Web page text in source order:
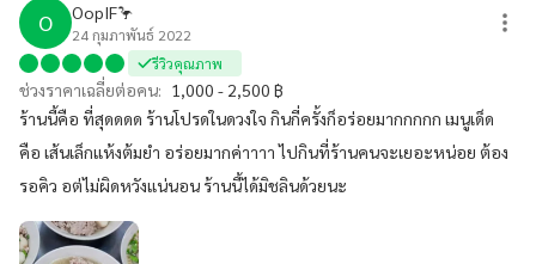
O OopIF🦩
24 กุมภาพันธ์ 2022
รีวิวคุณภาพ
ช่วงราคาเฉลี่ยต่อคน: 1,000 - 2,500 ฿
ร้านนี้คือ ที่สุดดดด ร้านโปรดในดวงใจ กินกี่ครั้งก็อร่อยมากกกกก เมนูเด็ด
คือ เส้นเล็กแห้งต้มยำ อร่อยมากค่าาาา ไปกินที่ร้านคนจะเยอะหน่อย ต้อง
รอคิว อต่ไม่ผิดหวังแน่นอน ร้านนี้ได้มิชลินด้วยนะ